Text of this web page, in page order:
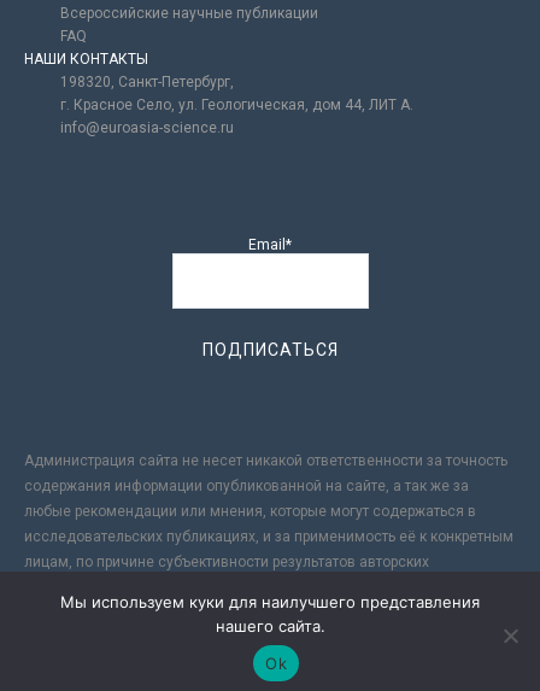
Всероссийские научные публикации
FAQ
НАШИ КОНТАКТЫ
198320, Санкт-Петербург,
г. Красное Село, ул. Геологическая, дом 44, ЛИТ А.
info@euroasia-science.ru
Email*
Администрация сайта не несет никакой ответственности за точность
содержания информации опубликованной на сайте, а так же за
любые рекомендации или мнения, которые могут содержаться в
исследовательских публикациях, и за применимость её к конкретным
лицам, по причине субъективности результатов авторских
полной мере надежной защиты информации, Сайт не несет
Мы используем куки для наилучшего представления
нашего сайта.
Ok